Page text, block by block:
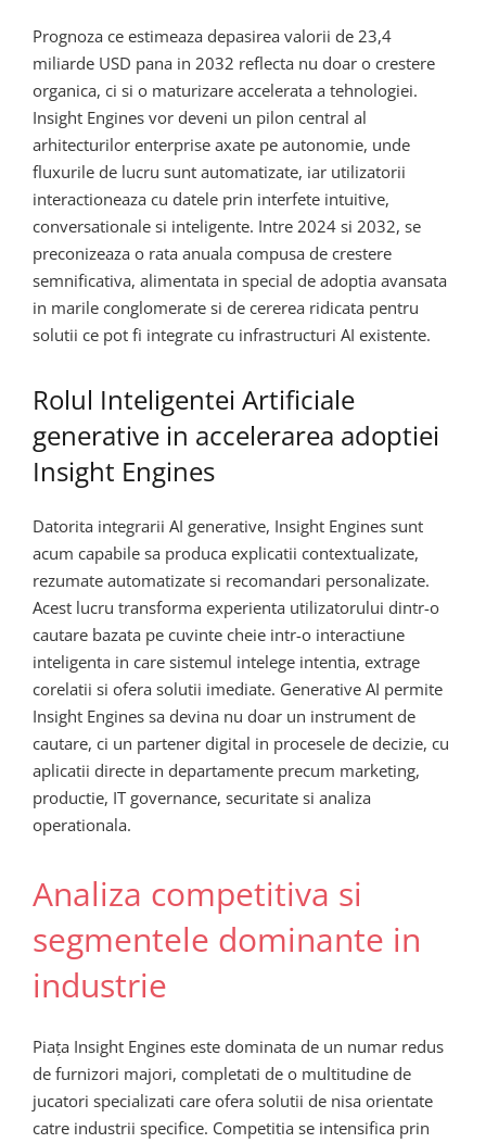
Prognoza ce estimeaza depasirea valorii de 23,4
miliarde USD pana in 2032 reflecta nu doar o crestere
organica, ci si o maturizare accelerata a tehnologiei.
Insight Engines vor deveni un pilon central al
arhitecturilor enterprise axate pe autonomie, unde
fluxurile de lucru sunt automatizate, iar utilizatorii
interactioneaza cu datele prin interfete intuitive,
conversationale si inteligente. Intre 2024 si 2032, se
preconizeaza o rata anuala compusa de crestere
semnificativa, alimentata in special de adoptia avansata
in marile conglomerate si de cererea ridicata pentru
solutii ce pot fi integrate cu infrastructuri AI existente.
Rolul Inteligentei Artificiale
generative in accelerarea adoptiei
Insight Engines
Datorita integrarii AI generative, Insight Engines sunt
acum capabile sa produca explicatii contextualizate,
rezumate automatizate si recomandari personalizate.
Acest lucru transforma experienta utilizatorului dintr-o
cautare bazata pe cuvinte cheie intr-o interactiune
inteligenta in care sistemul intelege intentia, extrage
corelatii si ofera solutii imediate. Generative AI permite
Insight Engines sa devina nu doar un instrument de
cautare, ci un partener digital in procesele de decizie, cu
aplicatii directe in departamente precum marketing,
productie, IT governance, securitate si analiza
operationala.
Analiza competitiva si
segmentele dominante in
industrie
Piața Insight Engines este dominata de un numar redus
de furnizori majori, completati de o multitudine de
jucatori specializati care ofera solutii de nisa orientate
catre industrii specifice. Competitia se intensifica prin